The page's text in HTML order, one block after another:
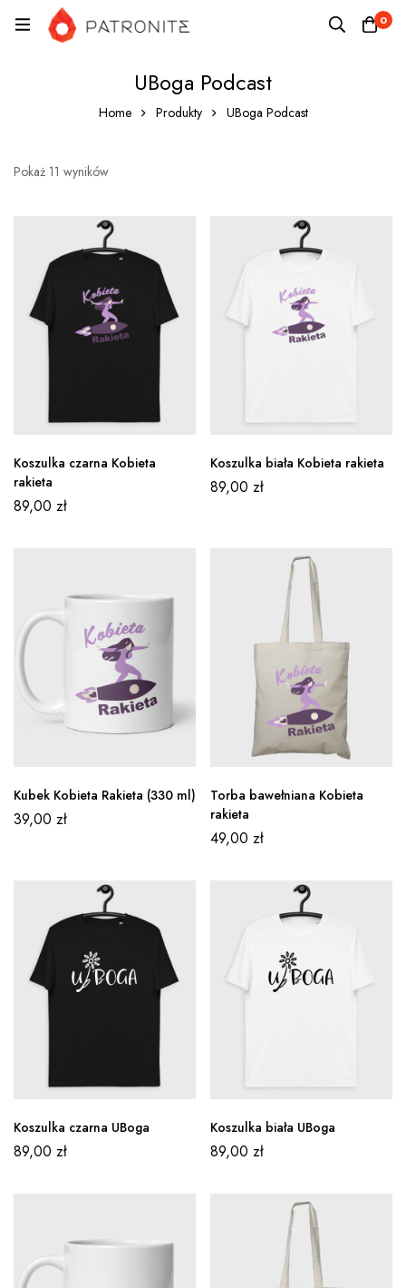
0
UBoga Podcast
Home Produkty UBoga Podcast
Pokaż 11 wyników
Koszulka czarna Kobieta
rakieta
89,00 zł
Koszulka biała Kobieta rakieta
89,00 zł
Kubek Kobieta Rakieta (330 ml)
39,00 zł
Torba bawełniana Kobieta
rakieta
49,00 zł
Koszulka czarna UBoga
89,00 zł
Koszulka biała UBoga
89,00 zł